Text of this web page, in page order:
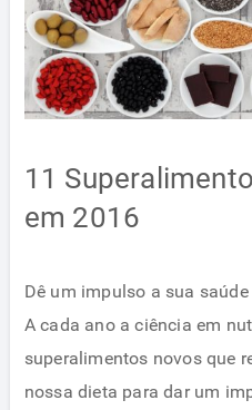
11
em 2016
Dê um impulso a sua
A cada ano a ciência em
superalimentos novos que
nossa dieta para dar um